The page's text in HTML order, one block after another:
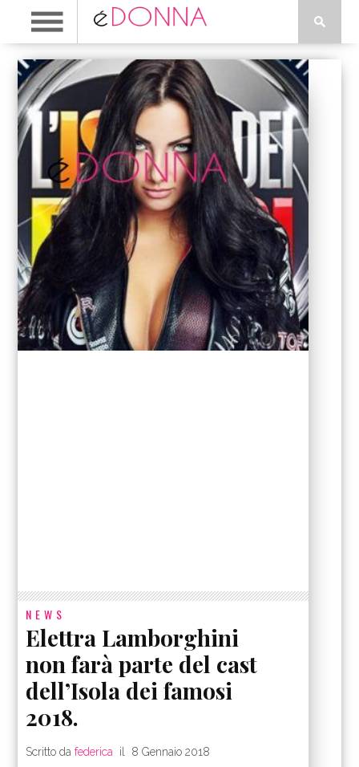
NEWS
Elettra Lamborghini
non farà parte del cast
dell’Isola dei famosi
2018.
Scritto dafederica il 8 Gennaio 2018